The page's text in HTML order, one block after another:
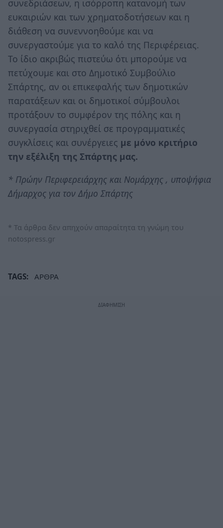
συνεδριάσεων, η ισόρροπη κατανομή των
ευκαιριών και των χρηματοδοτήσεων και η
διάθεση να συνεννοηθούμε και να
συνεργαστούμε για το καλό της Περιφέρειας.
Το ίδιο ακριβώς πιστεύω ότι μπορούμε να
πετύχουμε και στο Δημοτικό Συμβούλιο
Σπάρτης, αν οι επικεφαλής των δημοτικών
παρατάξεων και οι δημοτικοί σύμβουλοι
προτάξουν το συμφέρον της πόλης και η
συνεργασία στηριχθεί σε προγραμματικές
συγκλίσεις και συνέργειες με μόνο κριτήριο
την εξέλιξη της Σπάρτης μας.
* Πρώην Περιφερειάρχης και Νομάρχης , υποψήφια
Δήμαρχος για τον Δήμο Σπάρτης
* Τα άρθρα δεν απηχούν απαραίτητα τη γνώμη του
notospress.gr
TAGS: ΑΡΘΡΑ